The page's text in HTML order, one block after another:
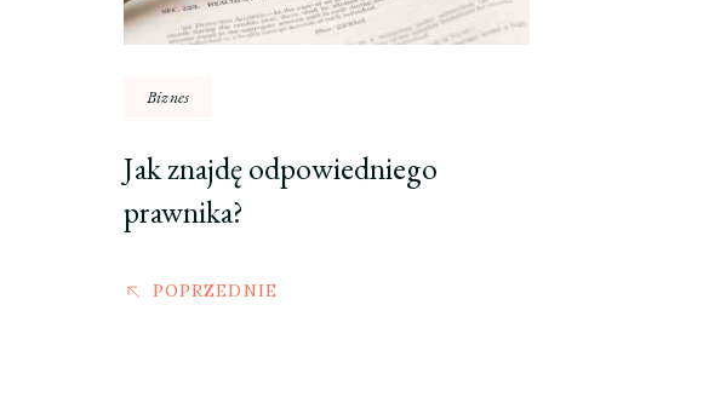
Biznes
Jak znajdę odpowiedniego
prawnika?
POPRZEDNIE